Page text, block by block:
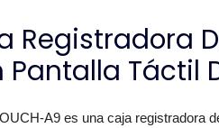
Registradora
Pantalla Táctil
A9 es una caja registradora